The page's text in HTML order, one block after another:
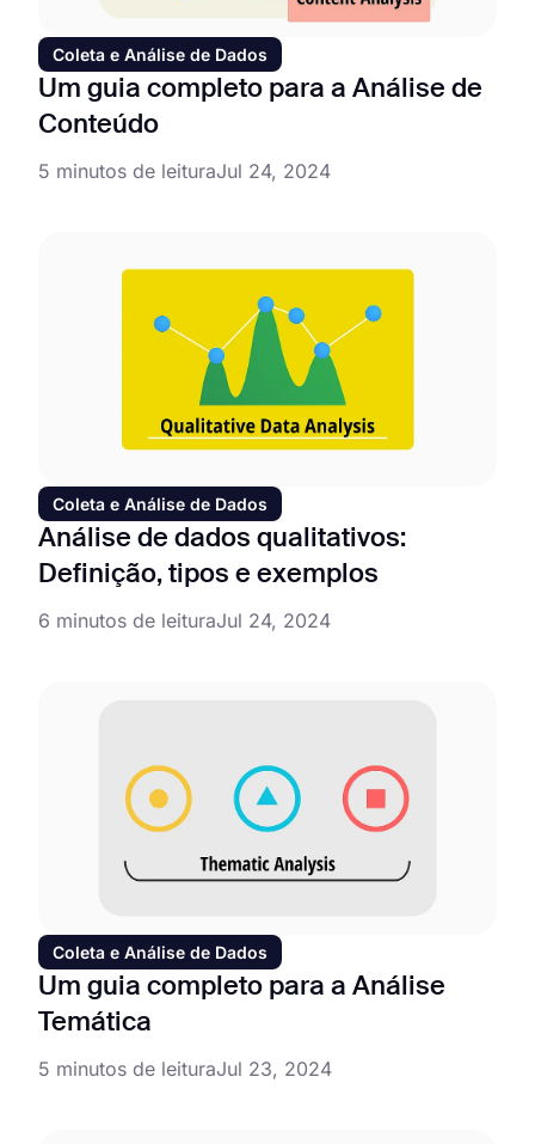
Coleta e Análise de Dados
Um guia completo para a Análise de
Conteúdo
5 minutos de leituraJul 24, 2024
Coleta e Análise de Dados
Análise de dados qualitativos:
Definição, tipos e exemplos
6 minutos de leituraJul 24, 2024
Coleta e Análise de Dados
Um guia completo para a Análise
Temática
5 minutos de leituraJul 23, 2024